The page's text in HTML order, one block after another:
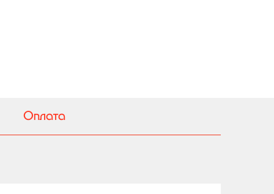
Оплата